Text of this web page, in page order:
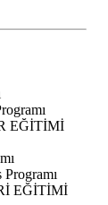
EĞİTİMİ
EĞİTİMİ